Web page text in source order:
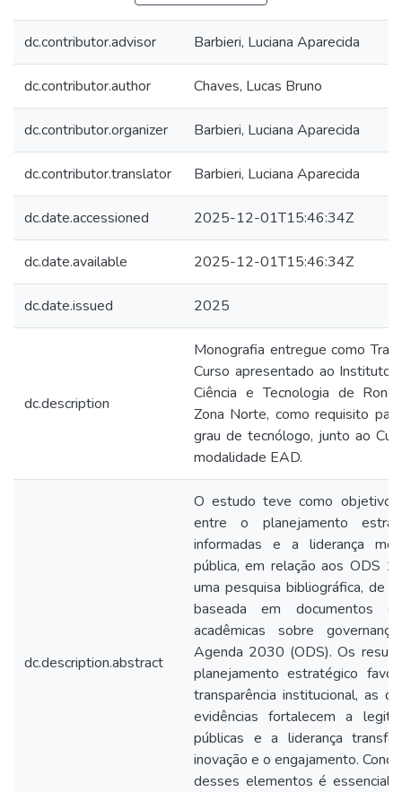
dc.contributor.advisor Barbieri, Luciana Aparecida
dc.contributor.author Chaves, Lucas Bruno
dc.contributor.organizer Barbieri, Luciana Aparecida
dc.contributor.translator Barbieri, Luciana Aparecida
dc.date.accessioned 2025-12-01T15:46:34Z
dc.date.available 2025-12-01T15:46:34Z
dc.date.issued 2025
dc.description
Monografia entregue como
Curso apresentado ao Instituto
Ciência e Tecnologia de
Zona Norte, como requisito
grau de tecnólogo, junto ao
modalidade EAD.
dc.description.abstract
O estudo teve como objetivo
entre o planejamento
informadas e a liderança
pública, em relação aos ODS
uma pesquisa bibliográfica, de
baseada em documentos
acadêmicas sobre
Agenda 2030 (ODS). Os
planejamento estratégico
transparência institucional, as
evidências fortalecem a
públicas e a liderança
inovação e o engajamento.
desses elementos é essencial